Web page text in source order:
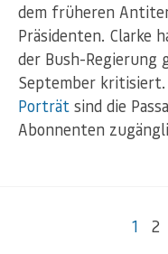
dem früheren
Präsidenten. Clarke
der Bush-Regierung
September
Porträt sind die
Abonnenten
1 2